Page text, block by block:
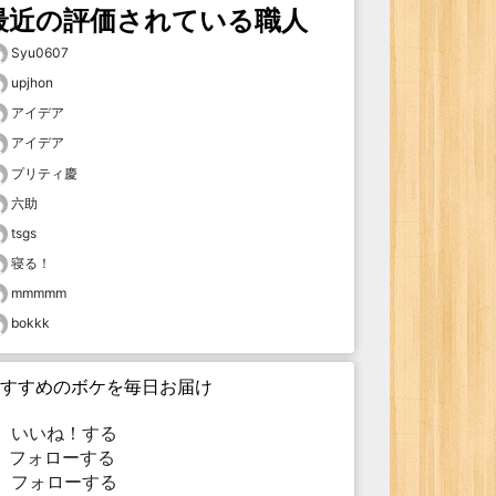
近の評価されている職人
Syu0607
upjhon
アイデア
アイデア
プリティ慶
六助
tsgs
寝る！
mmmmm
bokkk
すめのボケを毎日お届け
いいね！する
ォローする
フォローする